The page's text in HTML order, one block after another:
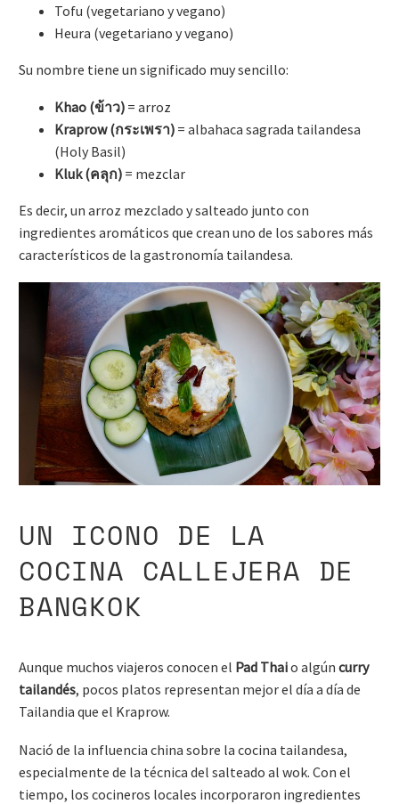
Tofu (vegetariano y vegano)
Heura (vegetariano y vegano)
Su nombre tiene un significado muy sencillo:
Khao (ข้าว) = arroz
Kraprow (กระเพรา) = albahaca sagrada tailandesa
(Holy Basil)
Kluk (คลุก) = mezclar
Es decir, un arroz mezclado y salteado junto con
ingredientes aromáticos que crean uno de los sabores más
característicos de la gastronomía tailandesa.
UN ICONO DE LA
COCINA CALLEJERA DE
BANGKOK
Aunque muchos viajeros conocen el Pad Thaio algún curry
tailandés, pocos platos representan mejor el día a día de
Tailandia que el Kraprow.
Nació de la influencia china sobre la cocina tailandesa,
especialmente de la técnica del salteado al wok. Con el
tiempo, los cocineros locales incorporaron ingredientes